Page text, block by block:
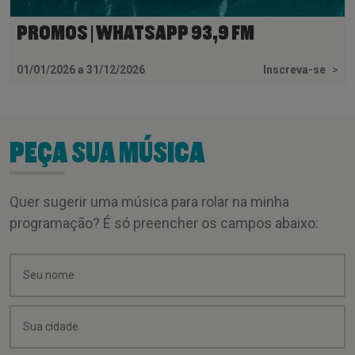
PROMOS | WHATSAPP 93,9 FM
01/01/2026 a 31/12/2026 Inscreva-se >
PEÇA SUA MÚSICA
Quer sugerir uma música para rolar na minha
programação? É só preencher os campos abaixo: